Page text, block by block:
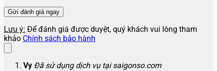
Lưu ý: Để đánh giá được duyệt, quý khách vui lòng tham
khảo Chính sách bảo hành
Vy Đã sử dụng dịch vụ tại saigonso.com